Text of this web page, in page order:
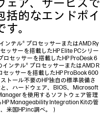
ェア、サービスで
括的なエンドポイ
。
テル® プロセッサーまたはAMD Ry
ッサーを搭載したHP Elite PCシリー
ロセッサーを搭載したHP ProDesk 6
ンテル® プロセッサーまたはAMD R
ッサーを搭載したHP ProBook 600
トール不要のHP独自の標準装備さ
、ハードウェア、BIOS、Microsoft
を使用するソフトウェア管理
Manageability Integration Kitの管
米国HP.inc調べ。）